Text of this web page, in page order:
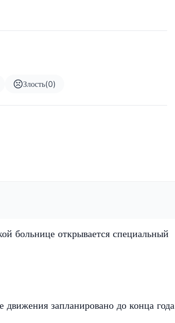
Злость(0)
больнице открывается специальный
запланировано до конца года